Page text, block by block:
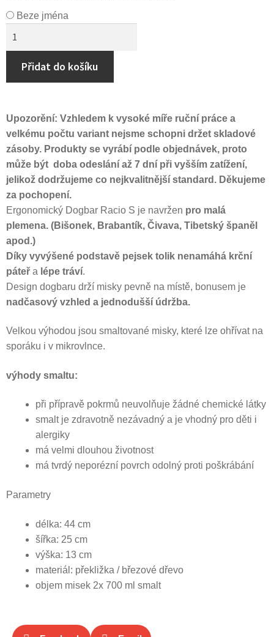
Beze jména
Přidat do košíku
Upozorění: Vzhledem k vysoké míře ruční práce a
velkému počtu variant nejsme schopni držet skladové
zásoby. Produkty se vyrábí podle objednávek, proto
může být doba odeslání až 7 dní při vyšším zatížení,
jelikož dodržujeme co nejkvalitnější standard. Děkujeme
za pochopení.
Ergonomický Dogbar Racio S je navržen pro malá
plemena. (Bišonek, Brabantík, Čivava, Tibetský španěl
apod.)
Díky vyvýšené podstavě pejsek tolik nenamáhá krční
páteř a lépe tráví.
Design dogbaru drží misky pevně na místě, bonusem je
nadčasový vzhled a jednodušší údržba.
Velkou výhodou jsou smaltované misky, které lze ohřívat na
sporáku i v mikrovlnce.
výhody smaltu:
při přípravě pokrmů neuvolňuje žádné chemické látky
smalt je zdravotně nezávadný a je vhodný pro děti i
alergiky
má velmi dlouhou životnost
má tvrdý neporézní povrch odolný proti poškrábání
Parametry
délka: 44 cm
šířka: 25 cm
výška: 13 cm
materiál: překližka / březové dřevo
objem misek 2x 700 ml smalt